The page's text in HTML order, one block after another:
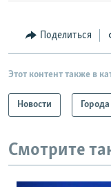
Поделиться
Этот контент также в
Новости Города
Смотрите